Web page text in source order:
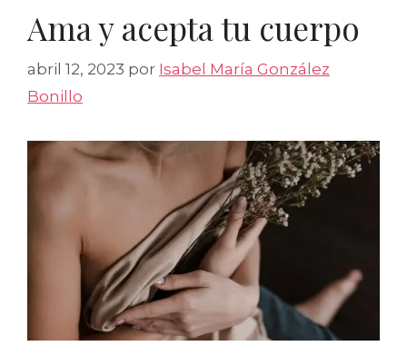
Ama y acepta tu cuerpo
abril 12, 2023 por Isabel María González
Bonillo